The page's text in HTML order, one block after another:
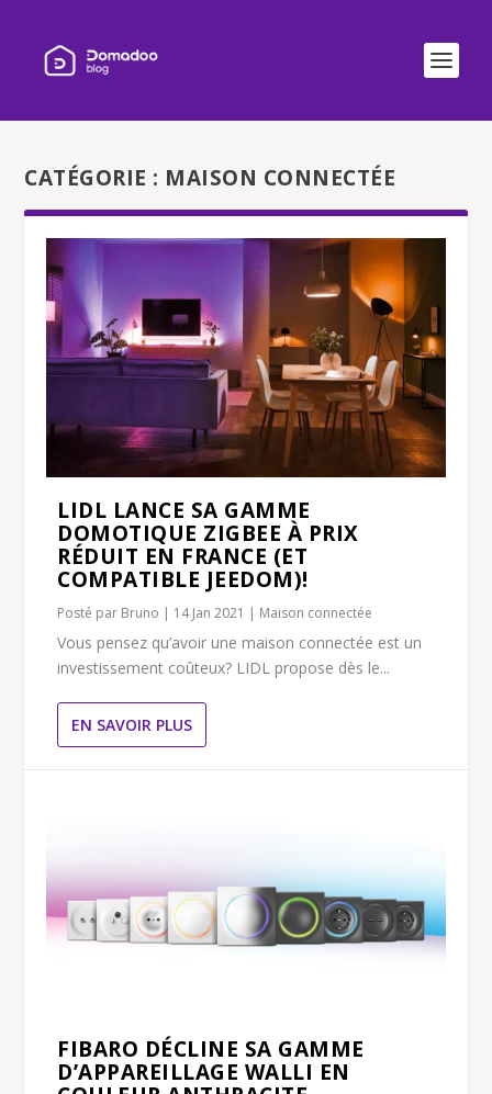
CATÉGORIE : MAISON CONNECTÉE
LIDL LANCE SA GAMME
DOMOTIQUE ZIGBEE À PRIX
RÉDUIT EN FRANCE (ET
COMPATIBLE JEEDOM)!
Posté par Bruno | 14 Jan 2021 | Maison connectée
Vous pensez qu’avoir une maison connectée est un
investissement coûteux? LIDL propose dès le...
EN SAVOIR PLUS
FIBARO DÉCLINE SA GAMME
D’APPAREILLAGE WALLI EN